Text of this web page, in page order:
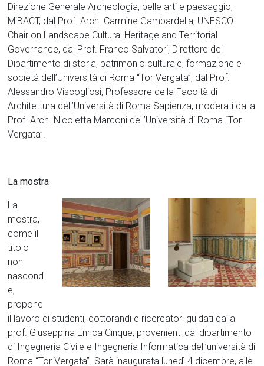
Direzione Generale Archeologia, belle arti e paesaggio,
MiBACT, dal Prof. Arch. Carmine Gambardella, UNESCO
Chair on Landscape Cultural Heritage and Territorial
Governance, dal Prof. Franco Salvatori, Direttore del
Dipartimento di storia, patrimonio culturale, formazione e
società dell’Università di Roma “Tor Vergata”, dal Prof.
Alessandro Viscogliosi, Professore della Facoltà di
Architettura dell’Università di Roma Sapienza, moderati dalla
Prof. Arch. Nicoletta Marconi dell’Università di Roma “Tor
Vergata”.
La mostra
La
mostra,
come il
titolo
non
nascond
e,
propone
il lavoro di studenti, dottorandi e ricercatori guidati dalla
prof. Giuseppina Enrica Cinque, provenienti dal dipartimento
di Ingegneria Civile e Ingegneria Informatica dell’università di
Roma “Tor Vergata”. Sarà inaugurata lunedì 4 dicembre, alle